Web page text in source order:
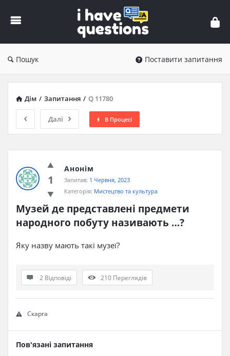
iHaveQuestions
Пошук Поставити запитання
Дім / Запитання / Q 11780
Далі В Процесі
1
Анонім
Запитав: 1 Червня, 2023
Категорія: Мистецтво та культура
Музей де представлені предмети
народного побуту називають …?
Яку назву мають такі музеї?
2 Відповіді 210 Переглядів
Скарга
Пов'язані запитання